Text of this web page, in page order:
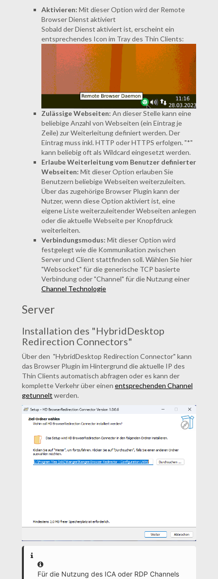
Aktivieren: Mit dieser Option wird der Remote
Browser Dienst aktiviert
Sobald der Dienst aktiviert ist, erscheint ein
entsprechendes Icon im Tray des Thin Clients:
Zulässige Webseiten: An dieser Stelle kann eine
beliebige Anzahl von Webseiten (ein Eintrag je
Zeile) zur Weiterleitung definiert werden. Der
Eintrag muss inkl. HTTP oder HTTPS erfolgen. "*"
kann beliebig oft als Wildcard eingesetzt werden.
Erlaube Weiterleitung vom Benutzer definierter
Webseiten: Mit dieser Option erlauben Sie
Benutzern beliebige Webseiten weiterzuleiten.
Über das zugehörige Browser Plugin kann der
Nutzer, wenn diese Option aktiviert ist, eine
eigene Liste weiterzuleitender Webseiten anlegen
oder die aktuelle Webseite per Knopfdruck
weiterleiten.
Verbindungsmodus: Mit dieser Option wird
festgelegt wie die Kommunikation zwischen
Server und Client stattfinden soll. Wählen Sie hier
"Websocket" für die generische TCP basierte
Verbindung oder "Channel" für die Nutzung einer
Channel Technologie
Server
Installation des "HybridDesktop
Redirection Connectors"
Über den "HybridDesktop Redirection Connector" kann
das Browser Plugin im Hintergrund die aktuelle IP des
Thin Clients automatisch abfragen oder es kann der
komplette Verkehr über einen entsprechenden Channel
getunnelt werden.
Information
Für die Nutzung des ICA oder RDP Channels